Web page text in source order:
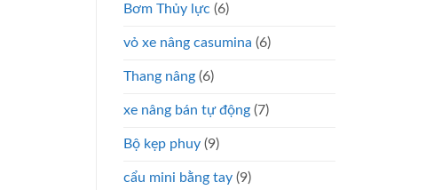
Bơm Thủy lực (6)
vỏ xe nâng casumina (6)
Thang nâng (6)
xe nâng bán tự động (7)
Bộ kẹp phuy (9)
cẩu mini bằng tay (9)